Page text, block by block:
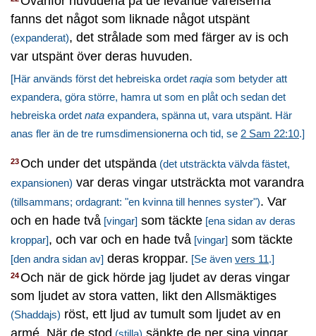
fanns det något som liknade något utspänt
(expanderat), det strålade som med färger av is och
var utspänt över deras huvuden.
[Här används först det hebreiska ordet raqia som betyder att
expandera, göra större, hamra ut som en plåt och sedan det
hebreiska ordet nata expandera, spänna ut, vara utspänt. Här
anas fler än de tre rumsdimensionerna och tid, se 2 Sam 22:10.]
23Och under det utspända (det utsträckta välvda fästet,
expansionen) var deras vingar utsträckta mot varandra
(tillsammans; ordagrant: "en kvinna till hennes syster"). Var
och en hade två [vingar] som täckte [ena sidan av deras
kroppar], och var och en hade två [vingar] som täckte
[den andra sidan av] deras kroppar. [Se även vers 11.]
24Och när de gick hörde jag ljudet av deras vingar
som ljudet av stora vatten, likt den Allsmäktiges
(Shaddajs) röst, ett ljud av tumult som ljudet av en